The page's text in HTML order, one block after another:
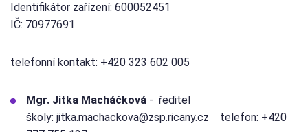
Identifikátor zařízení: 600052451
IČ: 70977691
telefonní kontakt: +420 323 602 005
Mgr. Jitka Macháčková - ředitel
školy: jitka.machackova@zsp.ricany.cz telefon: +420